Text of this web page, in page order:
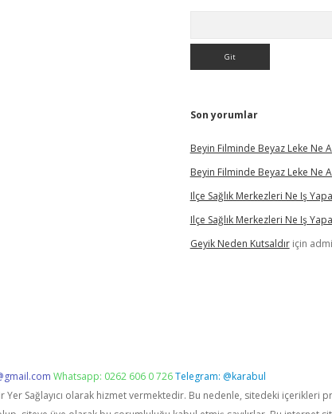
Son yorumlar
Beyin Filminde Beyaz Leke Ne
Beyin Filminde Beyaz Leke Ne
Ilçe Sağlık Merkezleri Ne Iş
Ilçe Sağlık Merkezleri Ne Iş
Geyik Neden Kutsaldıriçin
Whatsapp: 0262 606 0 726Telegram: @karabul
Yer Sağlayıcı olarak hizmet vermektedir. Bu nedenle, sitedeki içerikleri